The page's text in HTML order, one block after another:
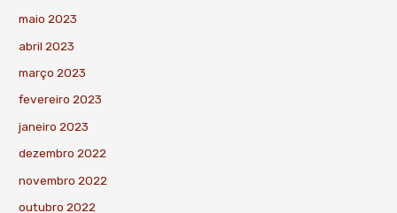
maio 2023
abril 2023
março 2023
fevereiro 2023
janeiro 2023
dezembro 2022
novembro 2022
outubro 2022